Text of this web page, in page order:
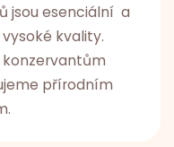
jsou esenciální a
kvality.
přírodním